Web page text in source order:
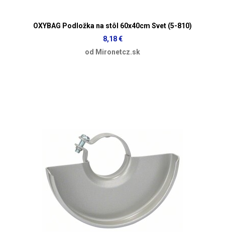
OXYBAG Podložka na stôl 60x40cm Svet (5-810)
8,18 €
od Mironetcz.sk